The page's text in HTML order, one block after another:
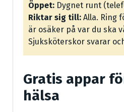
Öppet: Dygnet runt
Riktar sig till: Alla. Ring
är osäker på var du ska
Sjuksköterskor svarar
Gratis appar
hälsa